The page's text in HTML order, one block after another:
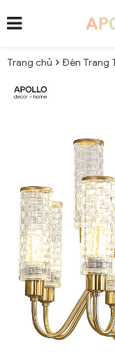
Trang chủ Đèn Trang